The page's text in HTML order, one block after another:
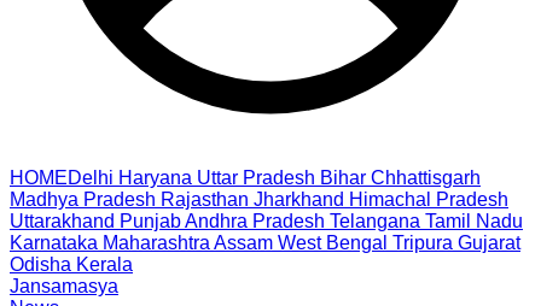
HOMEDelhi Haryana Uttar Pradesh Bihar Chhattisgarh
Madhya Pradesh Rajasthan Jharkhand Himachal Pradesh
Uttarakhand PunjabAndhra Pradesh Telangana Tamil Nadu
Karnataka Maharashtra Assam West Bengal Tripura Gujarat
Odisha Kerala
Jansamasya